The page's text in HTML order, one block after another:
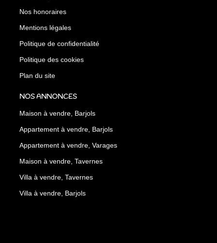
Nos honoraires
Mentions légales
Politique de confidentialité
Politique des cookies
Plan du site
NOS ANNONCES
Maison à vendre, Barjols
Appartement à vendre, Barjols
Appartement à vendre, Varages
Maison à vendre, Tavernes
Villa à vendre, Tavernes
Villa à vendre, Barjols